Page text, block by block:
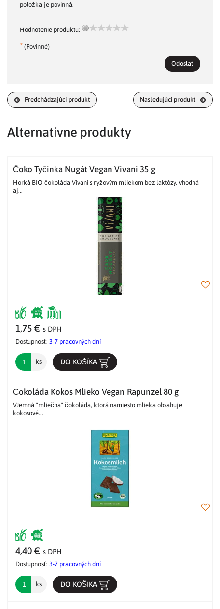
položka je povinná.
Hodnotenie produktu:
* (Povinné)
Odoslať
Predchádzajúci produkt Nasledujúci produkt
Alternatívne produkty
Čoko Tyčinka Nugát Vegan Vivani 35 g
Horká BIO čokoláda Vivani s ryžovým mliekom bez laktózy, vhodná
aj...
1,75 € s DPH
Dostupnosť: 3-7 pracovných dní
ks DO KOŠÍKA
Čokoláda Kokos Mlieko Vegan Rapunzel 80 g
VJemná "mliečna" čokoláda, ktorá namiesto mlieka obsahuje
kokosové...
4,40 € s DPH
Dostupnosť: 3-7 pracovných dní
ks DO KOŠÍKA